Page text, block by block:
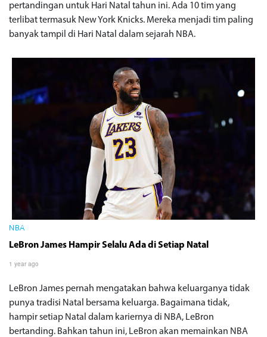
pertandingan untuk Hari Natal tahun ini. Ada 10 tim yang
terlibat termasuk New York Knicks. Mereka menjadi tim paling
banyak tampil di Hari Natal dalam sejarah NBA.
NBA
LeBron James Hampir Selalu Ada di Setiap Natal
1 year ago
LeBron James pernah mengatakan bahwa keluarganya tidak
punya tradisi Natal bersama keluarga. Bagaimana tidak,
hampir setiap Natal dalam kariernya di NBA, LeBron
bertanding. Bahkan tahun ini, LeBron akan memainkan NBA